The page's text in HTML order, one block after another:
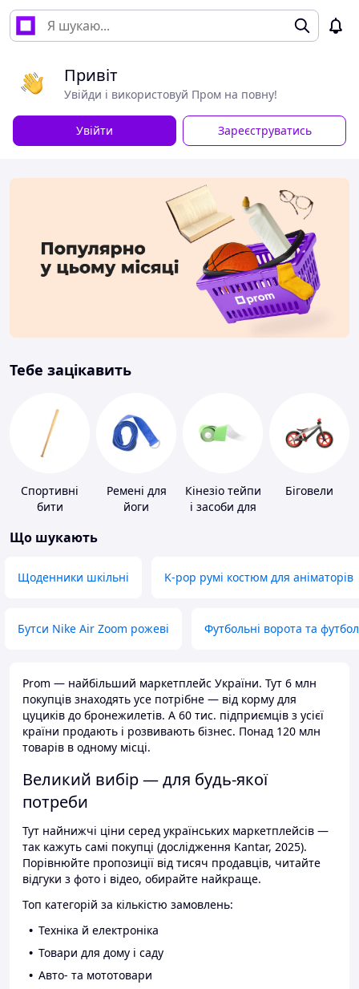
Привіт
Увійди і використовуй Пром на повну!
Увійти Зареєструватись
Тебе зацікавить
Спортивні
бити
Ремені для
йоги
Кінезіо тейпи
і засоби для
Біговели
Що шукають
Щоденники шкільні K-pop румі костюм для аніматорів
Бутси Nike Air Zoom рожеві Футбольні ворота та
Prom — найбільший маркетплейс України. Тут 6 млн
покупців знаходять усе потрібне — від корму для
цуциків до бронежилетів. А 60 тис. підприємців з усієї
країни продають і розвивають бізнес. Понад 120 млн
товарів в одному місці.
Великий вибір — для будь-якої
потреби
Тут найнижчі ціни серед українських маркетплейсів —
так кажуть самі покупці (дослідження Kantar, 2025).
Порівнюйте пропозиції від тисяч продавців, читайте
відгуки з фото і відео, обирайте найкраще.
Топ категорій за кількістю замовлень:
Техніка й електроніка
Товари для дому і саду
Авто- та мототовари